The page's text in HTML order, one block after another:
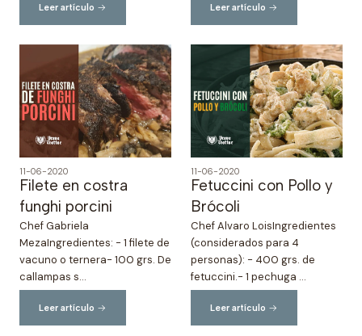
Leer artículo Leer artículo
11-06-2020
Filete en costra
funghi porcini
Chef Gabriela
MezaIngredientes: - 1 filete de
vacuno o ternera- 100 grs. De
callampas s...
Leer artículo
11-06-2020
Fetuccini con Pollo y
Brócoli
Chef Alvaro LoisIngredientes
(considerados para 4
personas): - 400 grs. de
fetuccini.- 1 pechuga ...
Leer artículo